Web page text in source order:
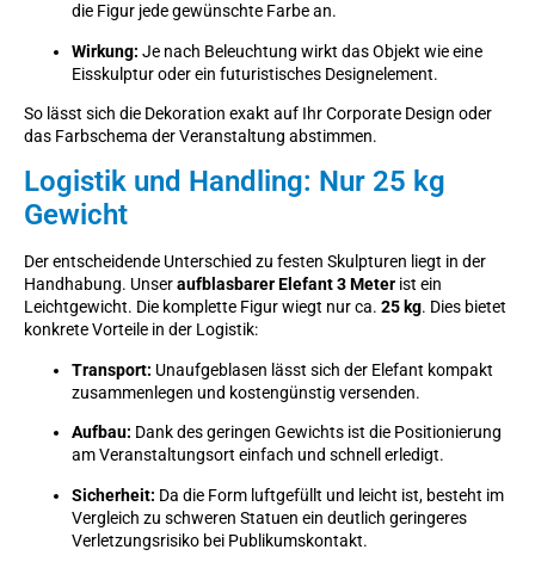
die Figur jede gewünschte Farbe an.
Wirkung: Je nach Beleuchtung wirkt das Objekt wie eine
Eisskulptur oder ein futuristisches Designelement.
So lässt sich die Dekoration exakt auf Ihr Corporate Design oder
das Farbschema der Veranstaltung abstimmen.
Logistik und Handling: Nur 25 kg
Gewicht
Der entscheidende Unterschied zu festen Skulpturen liegt in der
Handhabung. Unseraufblasbarer Elefant 3 Meter ist ein
Leichtgewicht. Die komplette Figur wiegt nur ca. 25 kg. Dies bietet
konkrete Vorteile in der Logistik:
Transport: Unaufgeblasen lässt sich der Elefant kompakt
zusammenlegen und kostengünstig versenden.
Aufbau: Dank des geringen Gewichts ist die Positionierung
am Veranstaltungsort einfach und schnell erledigt.
Sicherheit: Da die Form luftgefüllt und leicht ist, besteht im
Vergleich zu schweren Statuen ein deutlich geringeres
Verletzungsrisiko bei Publikumskontakt.